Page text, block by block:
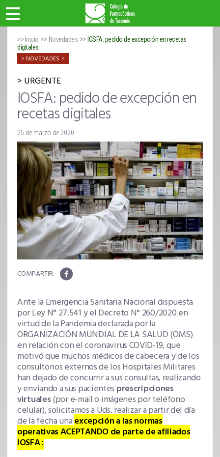
>> Inicio >> Novedades >> IOSFA: pedido de excepción en recetas
digitales
NOVEDADES
URGENTE
IOSFA: pedido de excepción en
recetas digitales
25 de marzo de 2020
Ante la Emergencia Sanitaria Nacional dispuesta
por Ley N° 27.541 y el Decreto N° 260/2020 en
virtud de la Pandemia declarada por la
ORGANIZACIÓN MUNDIAL DE LA SALUD (OMS)
en relación con el coronavirus COVID-19, que
motivó que muchos médicos de cabecera y de los
consultorios externos de los Hospitales Militares
han dejado de concurrir a sus consultas, realizando
y enviando a sus pacientes prescripciones
virtuales(por e-mail o imágenes por teléfono
celular), solicitamos a Uds. realizar a partir del día
de la fecha unaexcepción a las normas
operativas ACEPTANDO de parte de afiliados
IOSFA :